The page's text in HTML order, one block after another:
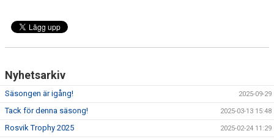
Nyhetsarkiv
Säsongen är igång! 2025-09-29
Tack för denna säsong! 2025-03-13 15:48
Rosvik Trophy 2025 2025-02-24 11:29